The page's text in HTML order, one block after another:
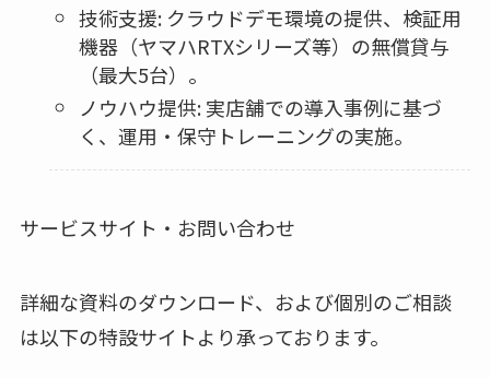
技術支援: クラウドデモ環境の提供、検証用
機器（ヤマハRTXシリーズ等）の無償貸与
（最大5台）。
ノウハウ提供: 実店舗での導入事例に基づ
く、運用・保守トレーニングの実施。
サービスサイト・お問い合わせ
詳細な資料のダウンロード、および個別のご相談
は以下の特設サイトより承っております。